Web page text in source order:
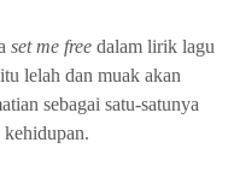
set me free dalam lirik lagu
lelah dan muak akan
sebagai satu-satunya
kehidupan.